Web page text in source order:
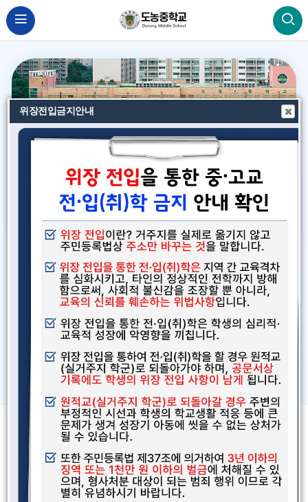
비
주
얼
정
지
비
주
얼
다
음
바로가기서비스
공지사항
2026학년도 2학년 문학글쓰기대회
2026학년도 2학년 문학글쓰기대회 실시 계획 가. 대상: 2학년 전체 나. 일시: 2026.7.9.(목) ~ 7.10.(금) 국어(1-4반, 6반-8반),
2026.07
02
2026 물놀이 안전
위장전입금지안내